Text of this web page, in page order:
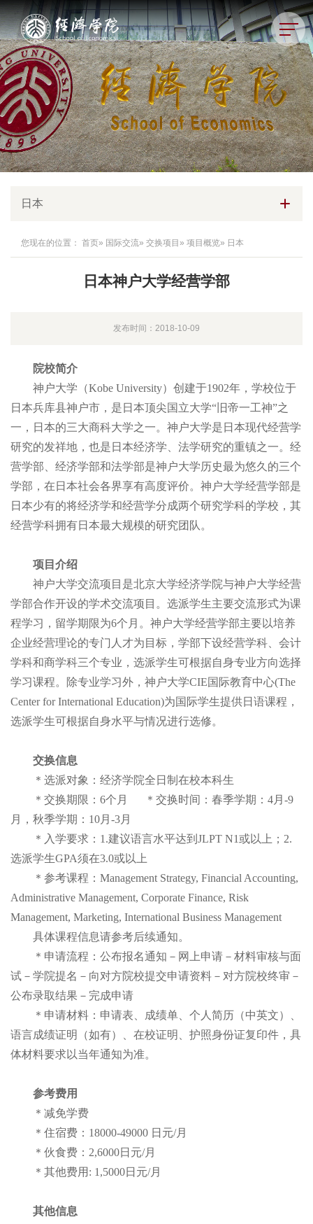
日本
您现在的位置： 首页» 国际交流» 交换项目 » 项目概览» 日本
日本神户大学经营学部
发布时间：2018-10-09
院校简介
神户大学（Kobe University）创建于1902年，学校位于
日本兵库县神户市，是日本顶尖国立大学“旧帝一工神”之
一，日本的三大商科大学之一。神户大学是日本现代经营学
研究的发祥地，也是日本经济学、法学研究的重镇之一。经
营学部、经济学部和法学部是神户大学历史最为悠久的三个
学部，在日本社会各界享有高度评价。神户大学经营学部是
日本少有的将经济学和经营学分成两个研究学科的学校，其
经营学科拥有日本最大规模的研究团队。
项目介绍
神户大学交流项目是北京大学经济学院与神户大学经营
学部合作开设的学术交流项目。选派学生主要交流形式为课
程学习，留学期限为6个月。神户大学经营学部主要以培养
企业经营理论的专门人才为目标，学部下设经营学科、会计
学科和商学科三个专业，选派学生可根据自身专业方向选择
学习课程。除专业学习外，神户大学CIE国际教育中心(The
Center for International Education)为国际学生提供日语课程，
选派学生可根据自身水平与情况进行选修。
交换信息
＊选派对象：经济学院全日制在校本科生
＊交换期限：6个月 ＊交换时间：春季学期：4月-9
月，秋季学期：10月-3月
＊入学要求：1.建议语言水平达到JLPT N1或以上；2.
选派学生GPA须在3.0或以上
＊参考课程：Management Strategy, Financial Accounting,
Administrative Management, Corporate Finance, Risk
Management, Marketing, International Business Management
具体课程信息请参考后续通知。
＊申请流程：公布报名通知－网上申请－材料审核与面
试－学院提名－向对方院校提交申请资料－对方院校终审－
公布录取结果－完成申请
＊申请材料：申请表、成绩单、个人简历（中英文）、
语言成绩证明（如有）、在校证明、护照身份证复印件，具
体材料要求以当年通知为准。
参考费用
＊减免学费
＊住宿费：18000-49000 日元/月
＊伙食费：2,6000日元/月
＊其他费用: 1,5000日元/月
其他信息